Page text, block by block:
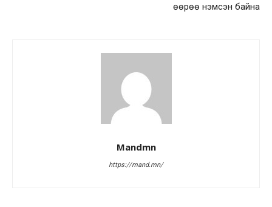
өөрөө нэмсэн байна
Mandmn
https://mand.mn/